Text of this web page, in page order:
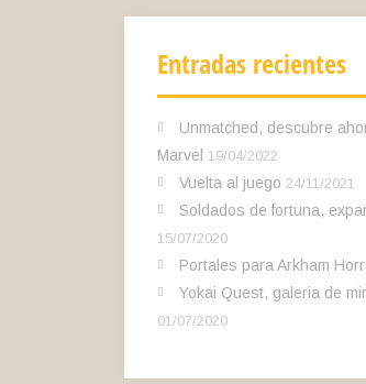
Entradas recientes
Unmatched, descubre
Marvel 19/04/2022
Vuelta al juego 24/11/2021
Soldados de fortuna,
15/07/2020
Portales para Arkham
Yokai Quest, galeria de
01/07/2020